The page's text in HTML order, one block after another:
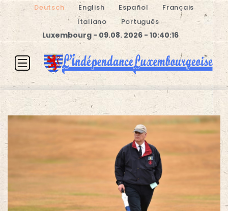
Deutsch English Español
Français
Italiano
Português
Luxembourg - 09.08. 2026 - 10:40:16